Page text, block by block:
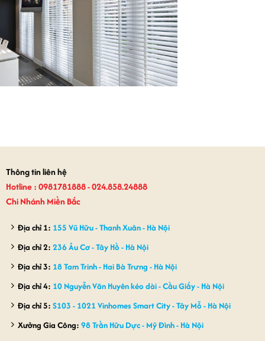
Thông tin liên hệ
Hotline : 0981781888 - 024.858.24888
Chi Nhánh Miền Bắc
Địa chỉ 1: 155 Vũ Hữu - Thanh Xuân - Hà Nội
Địa chỉ 2: 236 Âu Cơ - Tây Hồ - Hà Nội
Địa chỉ 3: 18 Tam Trinh - Hai Bà Trưng - Hà Nội
Địa chỉ 4: 10 Nguyễn Văn Huyên kéo dài - Cầu Giấy - Hà Nội
Địa chỉ 5: S103 - 1021 Vinhomes Smart City - Tây Mỗ - Hà Nội
Xưởng Gia Công: 98 Trần Hữu Dực - Mỹ Đình - Hà Nội